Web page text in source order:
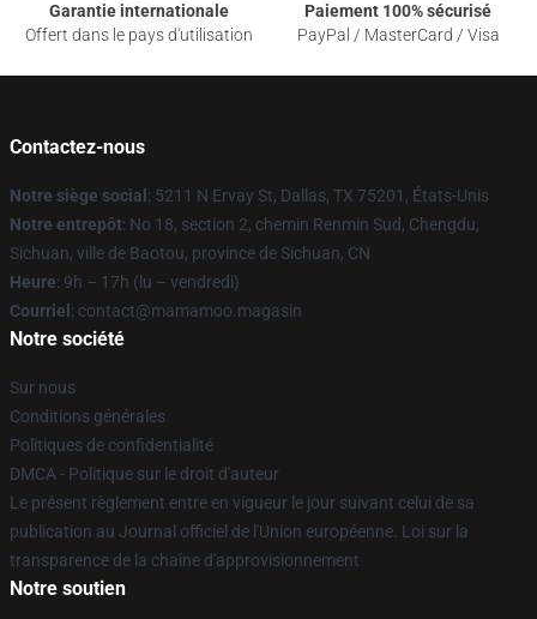
Garantie internationale
Offert dans le pays d'utilisation
Paiement 100% sécurisé
PayPal / MasterCard / Visa
Contactez-nous
Notre siège social : 5211 N Ervay St, Dallas, TX 75201, États-Unis
Notre entrepôt: No 18, section 2, chemin Renmin Sud, Chengdu,
Sichuan, ville de Baotou, province de Sichuan, CN
Heure: 9h – 17h (lu – vendredi)
Courriel : contact@mamamoo.magasin
Notre société
Sur nous
Conditions générales
Politiques de confidentialité
DMCA - Politique sur le droit d'auteur
Le présent règlement entre en vigueur le jour suivant celui de sa
publication au Journal officiel de l'Union européenne. Loi sur la
transparence de la chaîne d'approvisionnement
Notre soutien